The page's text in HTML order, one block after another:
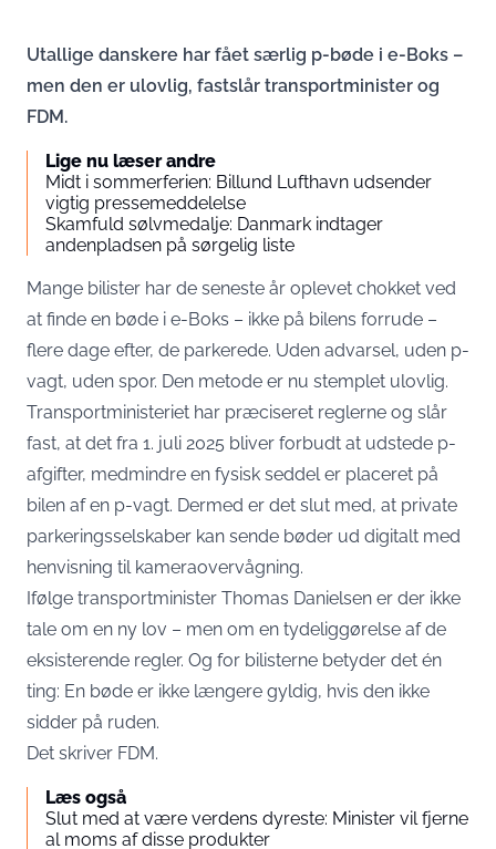
Utallige danskere har fået særlig p-bøde i e-Boks –
men den er ulovlig, fastslår transportminister og
FDM.
Lige nu læser andre
Midt i sommerferien: Billund Lufthavn udsender
vigtig pressemeddelelse
Skamfuld sølvmedalje: Danmark indtager
andenpladsen på sørgelig liste
Mange bilister har de seneste år oplevet chokket ved
at finde en bøde i e-Boks – ikke på bilens forrude –
flere dage efter, de parkerede. Uden advarsel, uden p-
vagt, uden spor. Den metode er nu stemplet ulovlig.
Transportministeriet har præciseret reglerne og slår
fast, at det fra 1. juli 2025 bliver forbudt at udstede p-
afgifter, medmindre en fysisk seddel er placeret på
bilen af en p-vagt. Dermed er det slut med, at private
parkeringsselskaber kan sende bøder ud digitalt med
henvisning til kameraovervågning.
Ifølge transportminister Thomas Danielsen er der ikke
tale om en ny lov – men om en tydeliggørelse af de
eksisterende regler. Og for bilisterne betyder det én
ting: En bøde er ikke længere gyldig, hvis den ikke
sidder på ruden.
Det skriver FDM.
Læs også
Slut med at være verdens dyreste: Minister vil fjerne
al moms af disse produkter